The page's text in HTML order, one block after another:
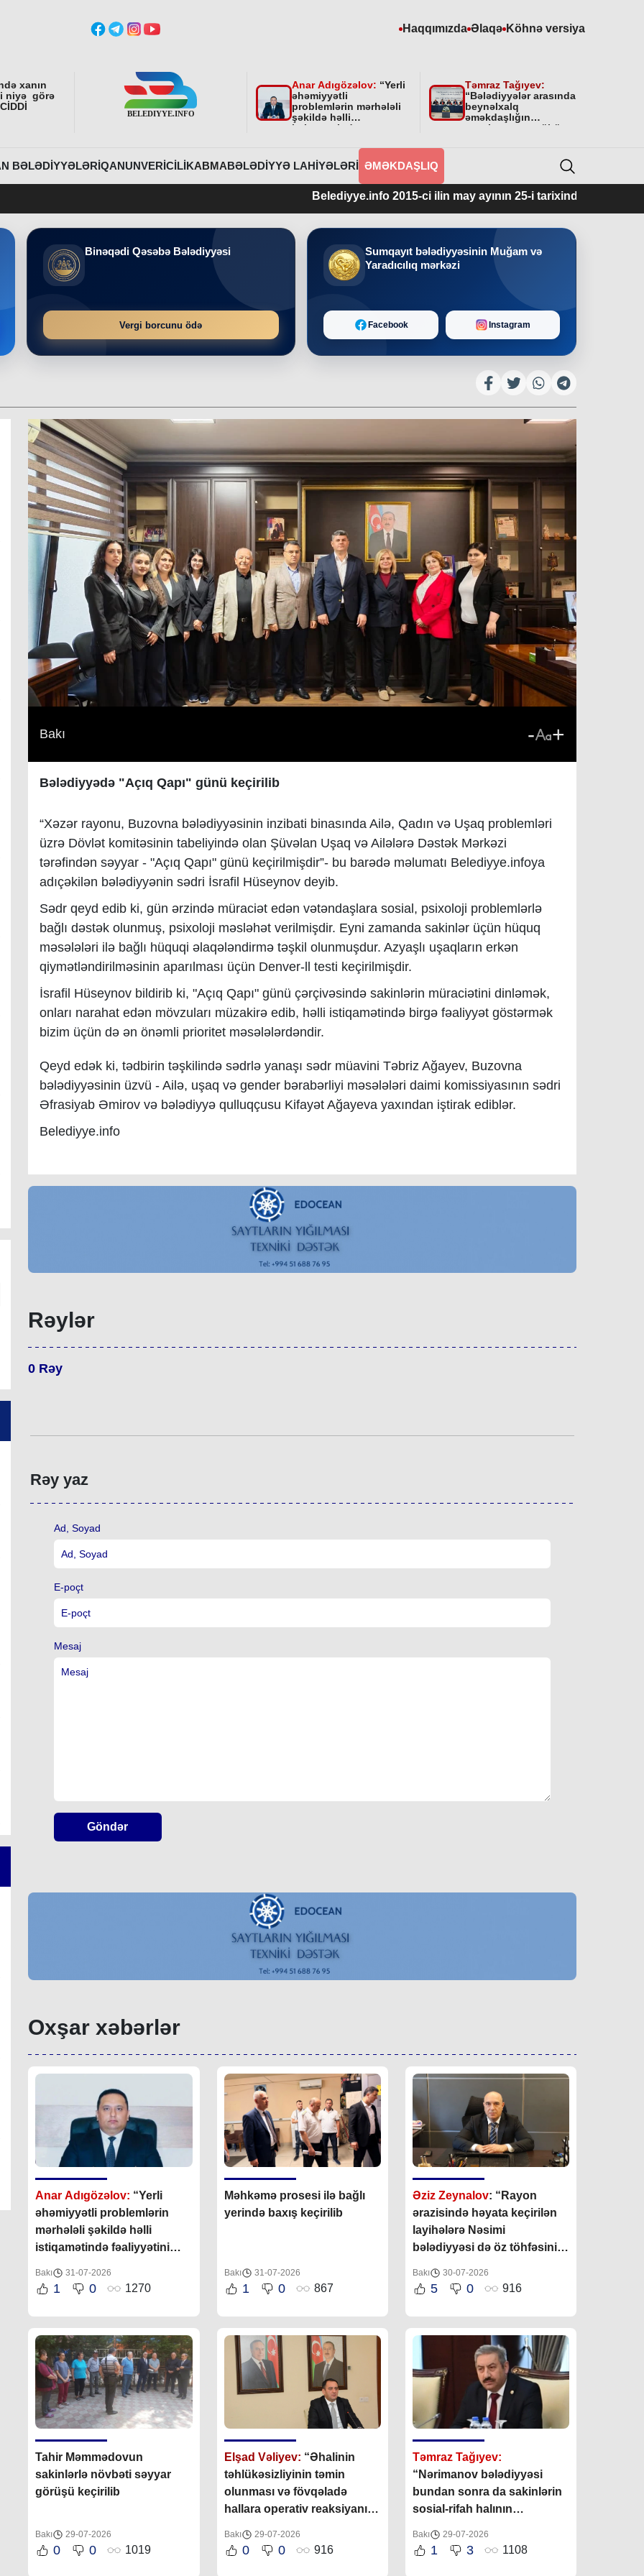
Haqqımızda Əlaqə Köhnə versiya
xanın
niyə görə
Anar Adıgözəlov: “Yerli
əhəmiyyətli
problemlərin mərhələli
şəkildə həlli
istiqamətində
sonra da davam
etdirəcəkdir”
Təmraz Tağıyev:
“Bələdiyyələr arasında
beynəlxalq
əməkdaşlığın
qurulmasının mühüm
BƏLƏDIYYƏLƏRIQANUNVERICILIKABMABƏLƏDIYYƏ LAHIYƏLƏRI ƏMƏKDAŞLIQ
Belediyye.info 2015-ci ilin may ayının 25-i tarixindən fəaliyyətdədir.
Binəqədi Qəsəbə Bələdiyyəsi
Vergi borcunu ödə
Sumqayıt bələdiyyəsinin Muğam və
Yaradıcılıq mərkəzi
Facebook Instagram
Bakı - +
Bələdiyyədə "Açıq Qapı" günü keçirilib
“Xəzər rayonu, Buzovna bələdiyyəsinin inzibati binasında Ailə, Qadın və Uşaq problemləri
üzrə Dövlət komitəsinin tabeliyində olan Şüvəlan Uşaq və Ailələrə Dəstək Mərkəzi
tərəfindən səyyar - "Açıq Qapı" günü keçirilmişdir”- bu barədə məlumatı Belediyye.infoya
adıçəkilən bələdiyyənin sədri İsrafil Hüseynov deyib.
Sədr qeyd edib ki, gün ərzində müraciət edən vətəndaşlara sosial, psixoloji problemlərlə
bağlı dəstək olunmuş, psixoloji məsləhət verilmişdir. Eyni zamanda sakinlər üçün hüquq
məsələləri ilə bağlı hüquqi əlaqələndirmə təşkil olunmuşdur. Azyaşlı uşaqların erkən
qiymətləndirilməsinin aparılması üçün Denver-ll testi keçirilmişdir.
İsrafil Hüseynov bildirib ki, "Açıq Qapı" günü çərçivəsində sakinlərin müraciətini dinləmək,
onları narahat edən mövzuları müzakirə edib, həlli istiqamətində birgə fəaliyyət göstərmək
bizim üçün də ən önəmli prioritet məsələlərdəndir.
Qeyd edək ki, tədbirin təşkilində sədrlə yanaşı sədr müavini Təbriz Ağayev, Buzovna
bələdiyyəsinin üzvü - Ailə, uşaq və gender bərabərliyi məsələləri daimi komissiyasının sədri
Əfrasiyab Əmirov və bələdiyyə qulluqçusu Kifayət Ağayeva yaxından iştirak ediblər.
Belediyye.info
Rəylər
0 Rəy
Rəy yaz
Ad, Soyad
E-poçt
Mesaj
Göndər
Oxşar xəbərlər
Anar Adıgözəlov: “Yerli
əhəmiyyətli problemlərin
mərhələli şəkildə həlli
istiqamətində fəaliyyətini
etdirəcəkdir
Bakı 31-07-2026
1 0 1270
Məhkəmə prosesi ilə bağlı
yerində baxış keçirilib
Bakı 31-07-2026
1 0 867
Əziz Zeynalov: “Rayon
ərazisində həyata keçirilən
layihələrə Nəsimi
bələdiyyəsi də öz töhfəsini
Bakı 30-07-2026
5 0 916
Tahir Məmmədovun
sakinlərlə növbəti səyyar
görüşü keçirilib
Bakı 29-07-2026
0 0 1019
Elşad Vəliyev: “Əhalinin
təhlükəsizliyinin təmin
olunması və fövqəladə
hallara operativ reaksiyanın
əsas fəaliyyət
Bakı 29-07-2026
0 0 916
Təmraz Tağıyev:
“Nərimanov bələdiyyəsi
bundan sonra da sakinlərin
sosial-rifah halının
töhfəsini verəcəkdir”
Bakı 29-07-2026
1 3 1108